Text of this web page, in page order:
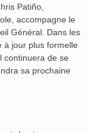
Patiño,
accompagne le
Général. Dans les
à jour plus formelle
continuera de se
sa prochaine